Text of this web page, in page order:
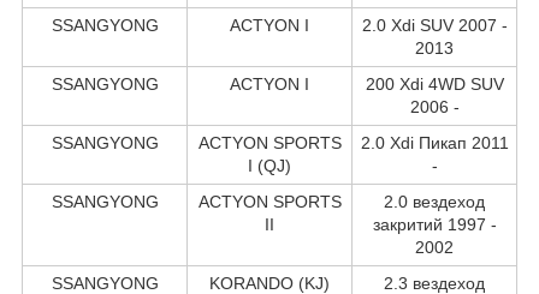
SSANGYONG
ACTYON I
2.0 Xdi SUV 2007 -
2013
SSANGYONG
ACTYON I
200 Xdi 4WD SUV
2006 -
SSANGYONG
ACTYON SPORTS
I (QJ)
2.0 Xdi Пикап 2011
-
SSANGYONG
ACTYON SPORTS
II
2.0 вездеход
закритий 1997 -
2002
SSANGYONG
KORANDO (KJ)
2.3 вездеход